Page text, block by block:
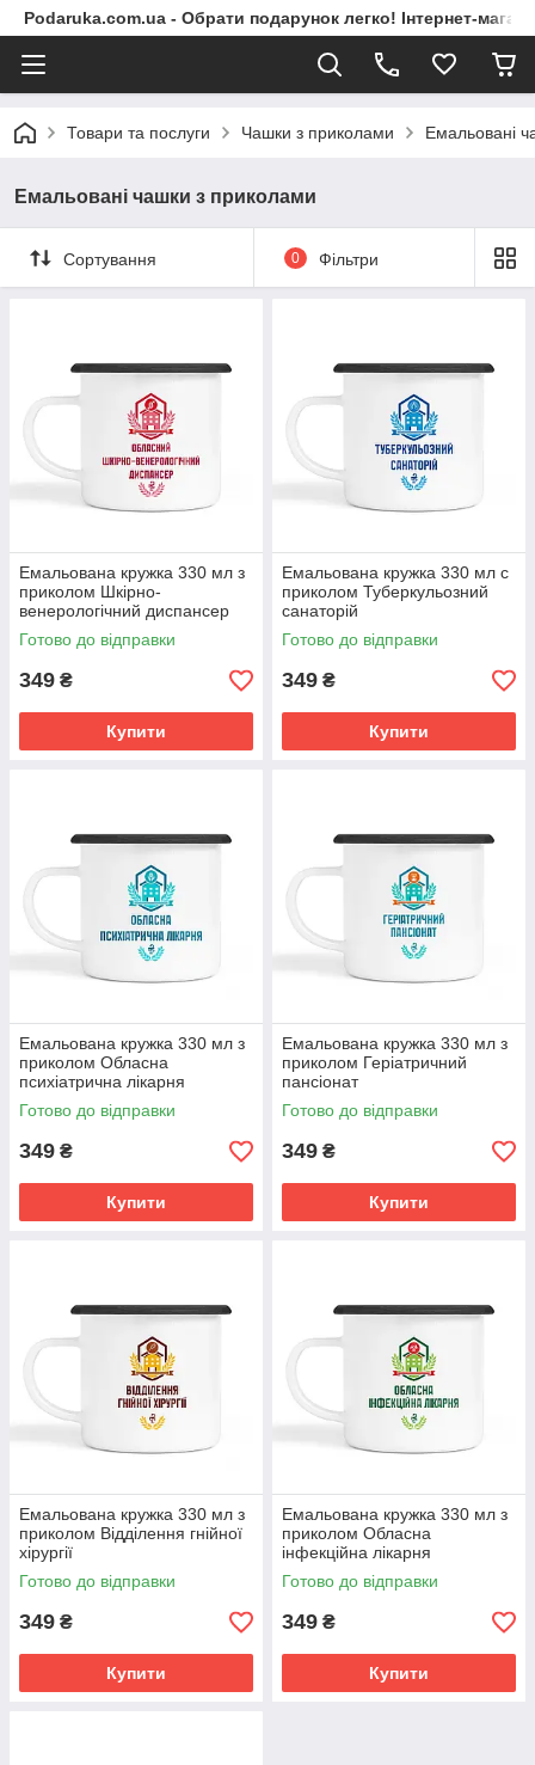
Podaruka.com.ua - Обрати подарунок легко! Інтернет-
Товари та послуги Чашки з приколами Емальовані
Емальовані чашки з приколами
Сортування 0 Фільтри
Емальована кружка 330 мл з
приколом Шкірно-
венерологічний диспансер
Готово до відправки
349 ₴
Купити
Емальована кружка 330 мл с
приколом Туберкульозний
санаторій
Готово до відправки
349 ₴
Купити
Емальована кружка 330 мл з
приколом Обласна
психіатрична лікарня
Готово до відправки
349 ₴
Купити
Емальована кружка 330 мл з
приколом Геріатричний
пансіонат
Готово до відправки
349 ₴
Купити
Емальована кружка 330 мл з
приколом Відділення гнійної
хірургії
Готово до відправки
349 ₴
Купити
Емальована кружка 330 мл з
приколом Обласна
інфекційна лікарня
Готово до відправки
349 ₴
Купити